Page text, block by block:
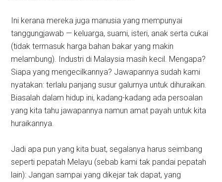
Ini kerana mereka juga manusia yang mempunyai
tanggungjawab — keluarga, suami, isteri, anak serta cukai
(tidak termasuk harga bahan bakar yang makin
melambung). Industri di Malaysia masih kecil. Mengapa?
Siapa yang mengecilkannya? Jawapannya sudah kami
nyatakan: terlalu panjang susur galurnya untuk dihuraikan.
Biasalah dalam hidup ini, kadang-kadang ada persoalan
yang kita tahu jawapannya namun amat payah untuk kita
huraikannya.
Jadi apa pun yang kita buat, segalanya harus seimbang
seperti pepatah Melayu (sebab kami tak pandai pepatah
lain): Jangan sampai yang dikejar tak dapat, yang